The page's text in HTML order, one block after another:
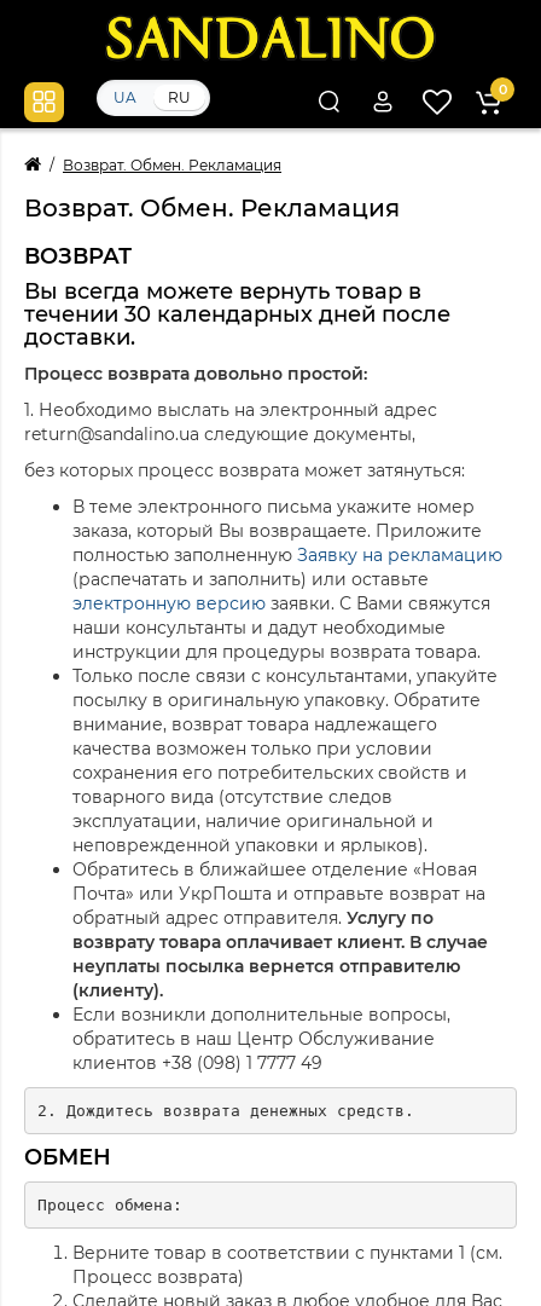
UA RU 0
Возврат. Обмен. Рекламация
Возврат. Обмен. Рекламация
ВОЗВРАТ
Вы всегда можете вернуть товар в
течении 30 календарных дней после
доставки.
Процесс возврата довольно простой:
1. Необходимо выслать на электронный адрес
return@sandalino.ua следующие документы,
без которых процесс возврата может затянуться:
В теме электронного письма укажите номер
заказа, который Вы возвращаете. Приложите
полностью заполненную Заявку на рекламацию
(распечатать и заполнить) или оставьте
электронную версию заявки. С Вами свяжутся
наши консультанты и дадут необходимые
инструкции для процедуры возврата товара.
Только после связи с консультантами, упакуйте
посылку в оригинальную упаковку. Обратите
внимание, возврат товара надлежащего
качества возможен только при условии
сохранения его потребительских свойств и
товарного вида (отсутствие следов
эксплуатации, наличие оригинальной и
неповрежденной упаковки и ярлыков).
Обратитесь в ближайшее отделение «Новая
Почта» или УкрПошта и отправьте возврат на
обратный адрес отправителя. Услугу по
возврату товара оплачивает клиент. В случае
неуплаты посылка вернется отправителю
(клиенту).
Если возникли дополнительные вопросы,
обратитесь в наш Центр Обслуживание
клиентов +38 (098) 1 7777 49
2. Дождитесь возврата денежных средств.
ОБМЕН
Верните товар в соответствии с пунктами 1 (см.
Процесс возврата)
Сделайте новый заказ в любое удобное для Вас